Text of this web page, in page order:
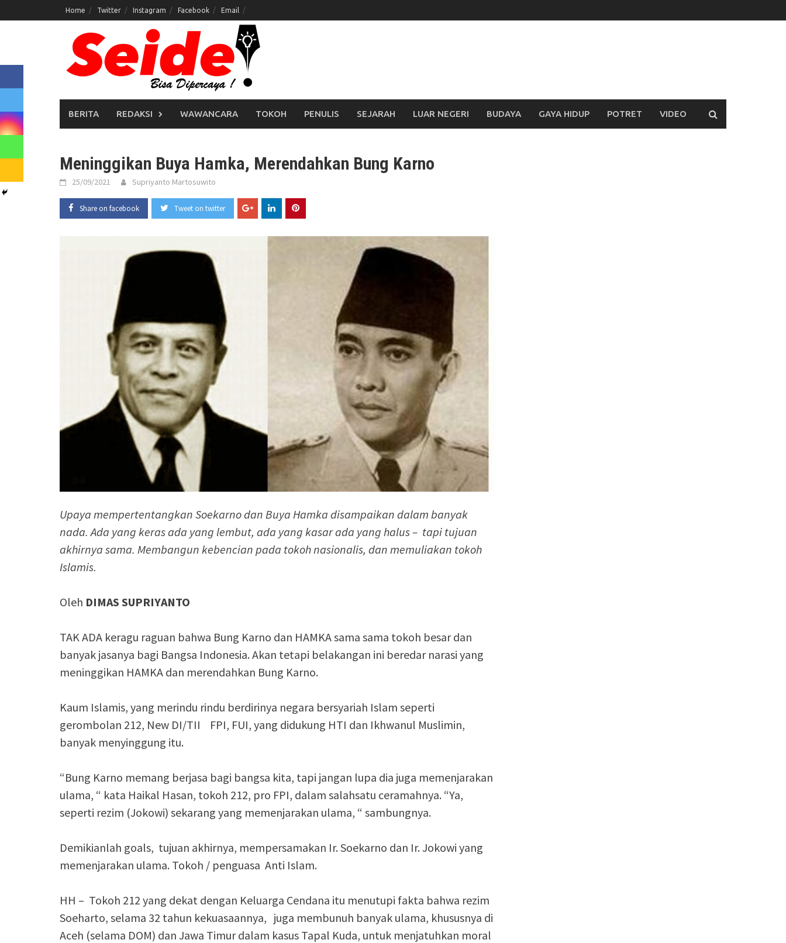
to
Home Twitter Instagram Facebook Email
BERITA REDAKSI WAWANCARA TOKOH PENULIS SEJARAH LUAR NEGERI BUDAYA GAYA HIDUP POTRET VIDEO
Meninggikan Buya Hamka, Merendahkan Bung Karno
25/09/2021 Supriyanto Martosuwito
Share on facebook Tweet on twitter
Upaya mempertentangkan Soekarno dan Buya Hamka disampaikan dalam banyak
nada. Ada yang keras ada yang lembut, ada yang kasar ada yang halus – tapi tujuan
akhirnya sama. Membangun kebencian pada tokoh nasionalis, dan memuliakan tokoh
Islamis.
Oleh DIMAS SUPRIYANTO
TAK ADA keragu raguan bahwa Bung Karno dan HAMKA sama sama tokoh besar dan
banyak jasanya bagi Bangsa Indonesia. Akan tetapi belakangan ini beredar narasi yang
meninggikan HAMKA dan merendahkan Bung Karno.
Kaum Islamis, yang merindu rindu berdirinya negara bersyariah Islam seperti
gerombolan 212, New DI/TII FPI, FUI, yang didukung HTI dan Ikhwanul Muslimin,
banyak menyinggung itu.
“Bung Karno memang berjasa bagi bangsa kita, tapi jangan lupa dia juga memenjarakan
ulama, “ kata Haikal Hasan, tokoh 212, pro FPI, dalam salahsatu ceramahnya. “Ya,
seperti rezim (Jokowi) sekarang yang memenjarakan ulama, “ sambungnya.
Demikianlah goals, tujuan akhirnya, mempersamakan Ir. Soekarno dan Ir. Jokowi yang
memenjarakan ulama. Tokoh / penguasa Anti Islam.
HH – Tokoh 212 yang dekat dengan Keluarga Cendana itu menutupi fakta bahwa rezim
Soeharto, selama 32 tahun kekuasaannya, juga membunuh banyak ulama, khususnya di
Aceh (selama DOM) dan Jawa Timur dalam kasus Tapal Kuda, untuk menjatuhkan moral